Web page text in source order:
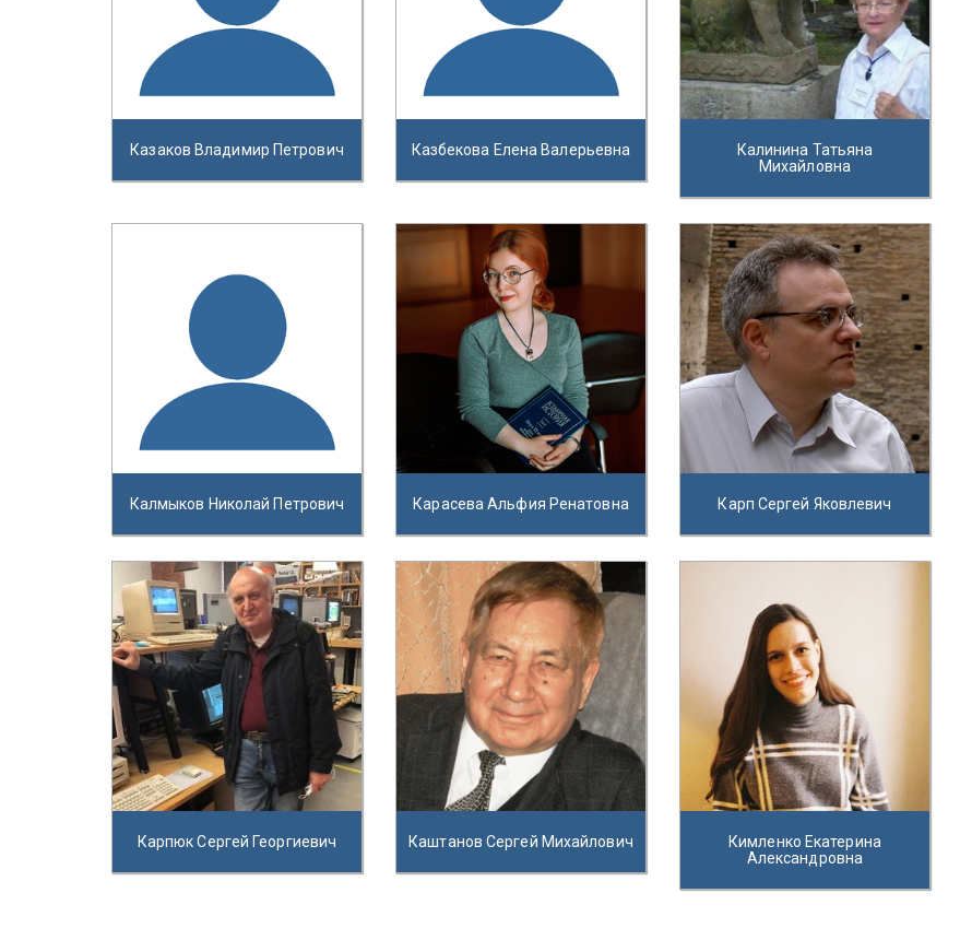
Казаков Владимир Петрович Казбекова Елена Валерьевна
Калинина Татьяна
Михайловна
Калмыков Николай Петрович Карасева Альфия Ренатовна Карп Сергей Яковлевич
Карпюк Сергей Георгиевич Каштанов Сергей Михайлович
Кимленко Екатерина
Александровна